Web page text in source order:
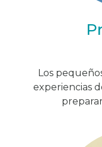
Los
experiencias